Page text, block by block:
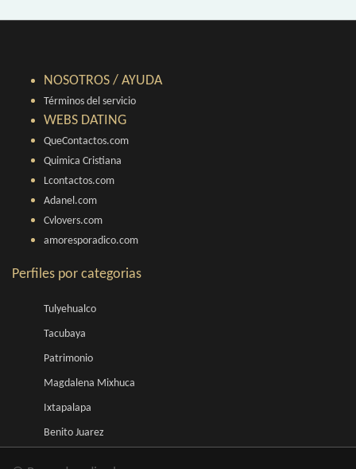
NOSOTROS / AYUDA
Términos del servicio
WEBS DATING
QueContactos.com
Quimica Cristiana
Lcontactos.com
Adanel.com
Cvlovers.com
amoresporadico.com
Perfiles por categorias
Tulyehualco
Tacubaya
Patrimonio
Magdalena Mixhuca
Ixtapalapa
Benito Juarez